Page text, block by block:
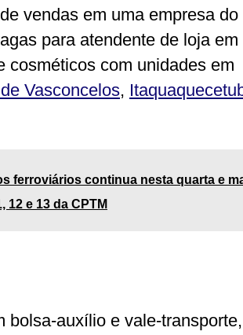
vendas em uma empresa do
para atendente de loja em
cosméticos com unidades em
Vasconcelos,
ferroviários continua nesta quarta e
12 e 13 da CPTM
bolsa-auxílio e vale-